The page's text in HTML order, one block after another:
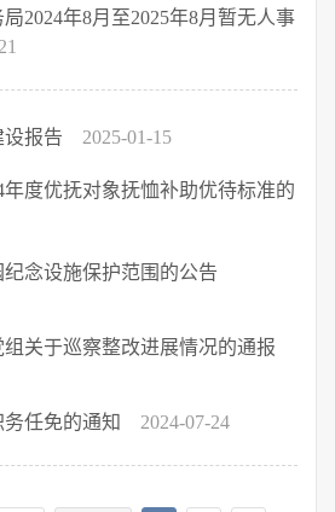
2024年8月至2025年8月暂无人事
设报告 2025-01-15
年度优抚对象抚恤补助优待标准的
念设施保护范围的公告
关于巡察整改进展情况的通报
任免的通知 2024-07-24